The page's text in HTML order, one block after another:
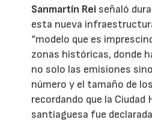
Sanmartín Rei señaló
esta nueva
“modelo que es
zonas históricas, donde
no solo las emisiones
número y el tamaño de
recordando que la Ciudad
santiaguesa fue